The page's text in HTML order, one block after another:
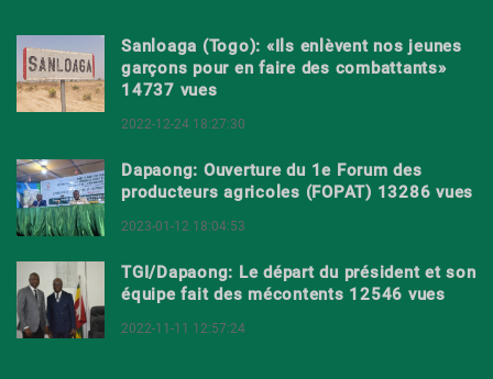
Sanloaga (Togo): «Ils enlèvent nos jeunes
garçons pour en faire des combattants»
14737 vues
2022-12-24 18:27:30
Dapaong: Ouverture du 1e Forum des
producteurs agricoles (FOPAT) 13286 vues
2023-01-12 18:04:53
TGI/Dapaong: Le départ du président et son
équipe fait des mécontents 12546 vues
2022-11-11 12:57:24